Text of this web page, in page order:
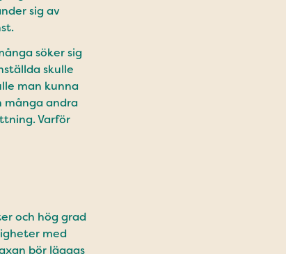
sig av
söker sig
skulle
man kunna
många andra
Varför
och hög grad
med
bör läggas